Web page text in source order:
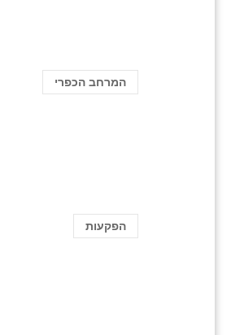
המרחב הכפרי
הפקעות